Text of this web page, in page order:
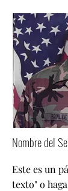
Nombre del
Este es un
texto" o